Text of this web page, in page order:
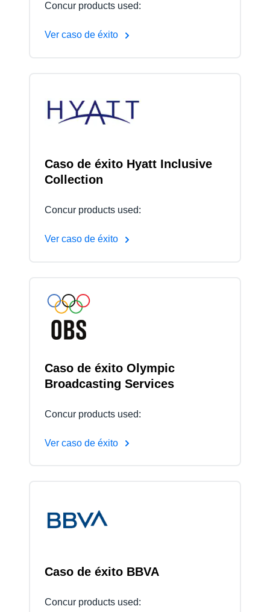
Concur products used:
Ver caso de éxito
Caso de éxito Hyatt Inclusive
Collection
Concur products used:
Ver caso de éxito
Caso de éxito Olympic
Broadcasting Services
Concur products used:
Ver caso de éxito
Caso de éxito BBVA
Concur products used: